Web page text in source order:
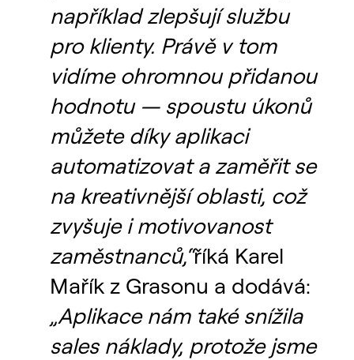
například zlepšují službu
pro klienty. Právě v tom
vidíme ohromnou přidanou
hodnotu — spoustu úkonů
můžete díky aplikaci
automatizovat a zaměřit se
na kreativnější oblasti, což
zvyšuje i motivovanost
zaměstnanců,“říká Karel
Mařík z Grasonu a dodává:
„Aplikace nám také snížila
sales náklady, protože jsme